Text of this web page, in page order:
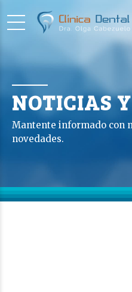
NOTICIAS
Mantente informado con
novedades.